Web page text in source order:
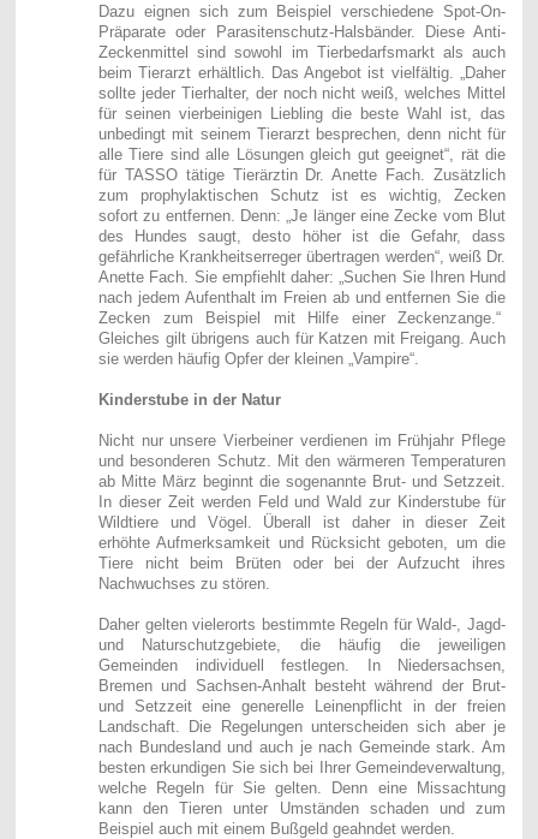
Dazu eignen sich zum Beispiel verschiedene Spot-On-
Präparate oder Parasitenschutz-Halsbänder. Diese Anti-
Zeckenmittel sind sowohl im Tierbedarfsmarkt als auch
beim Tierarzt erhältlich. Das Angebot ist vielfältig. „Daher
sollte jeder Tierhalter, der noch nicht weiß, welches Mittel
für seinen vierbeinigen Liebling die beste Wahl ist, das
unbedingt mit seinem Tierarzt besprechen, denn nicht für
alle Tiere sind alle Lösungen gleich gut geeignet“, rät die
für TASSO tätige Tierärztin Dr. Anette Fach. Zusätzlich
zum prophylaktischen Schutz ist es wichtig, Zecken
sofort zu entfernen. Denn: „Je länger eine Zecke vom Blut
des Hundes saugt, desto höher ist die Gefahr, dass
gefährliche Krankheitserreger übertragen werden“, weiß Dr.
Anette Fach. Sie empfiehlt daher: „Suchen Sie Ihren Hund
nach jedem Aufenthalt im Freien ab und entfernen Sie die
Zecken zum Beispiel mit Hilfe einer Zeckenzange.“
Gleiches gilt übrigens auch für Katzen mit Freigang. Auch
sie werden häufig Opfer der kleinen „Vampire“.
Kinderstube in der Natur
Nicht nur unsere Vierbeiner verdienen im Frühjahr Pflege
und besonderen Schutz. Mit den wärmeren Temperaturen
ab Mitte März beginnt die sogenannte Brut- und Setzzeit.
In dieser Zeit werden Feld und Wald zur Kinderstube für
Wildtiere und Vögel. Überall ist daher in dieser Zeit
erhöhte Aufmerksamkeit und Rücksicht geboten, um die
Tiere nicht beim Brüten oder bei der Aufzucht ihres
Nachwuchses zu stören.
Daher gelten vielerorts bestimmte Regeln für Wald-, Jagd-
und Naturschutzgebiete, die häufig die jeweiligen
Gemeinden individuell festlegen. In Niedersachsen,
Bremen und Sachsen-Anhalt besteht während der Brut-
und Setzzeit eine generelle Leinenpflicht in der freien
Landschaft. Die Regelungen unterscheiden sich aber je
nach Bundesland und auch je nach Gemeinde stark. Am
besten erkundigen Sie sich bei Ihrer Gemeindeverwaltung,
welche Regeln für Sie gelten. Denn eine Missachtung
kann den Tieren unter Umständen schaden und zum
Beispiel auch mit einem Bußgeld geahndet werden.